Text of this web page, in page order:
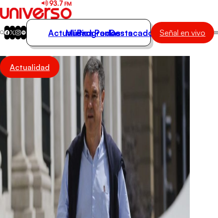
Actualidad
Música
Destacados
Actualidad
Música
Programas
Podcasts
Destacados Señal en vivo
Actualidad